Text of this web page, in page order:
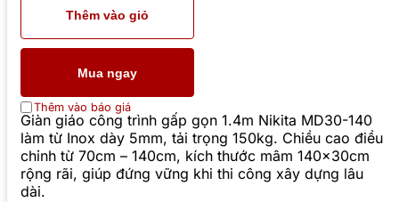
Thêm vào giỏ
Mua ngay
Thêm vào báo giá
Giàn giáo công trình gấp gọn 1.4m Nikita MD30-140
làm từ Inox dày 5mm, tải trọng 150kg. Chiều cao điều
chỉnh từ 70cm – 140cm, kích thước mâm 140x30cm
rộng rãi, giúp đứng vững khi thi công xây dựng lâu
dài.